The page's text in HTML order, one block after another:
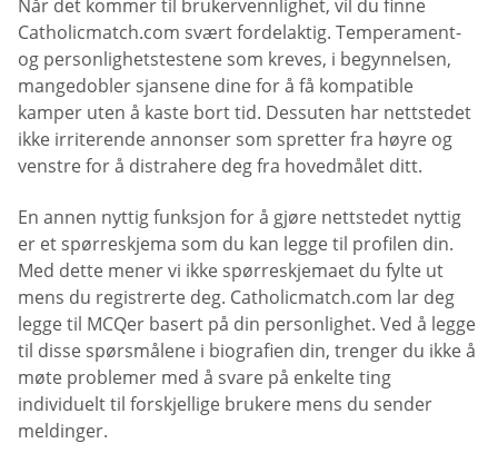
Når det kommer til brukervennlighet, vil du finne
Catholicmatch.com svært fordelaktig. Temperament-
og personlighetstestene som kreves, i begynnelsen,
mangedobler sjansene dine for å få kompatible
kamper uten å kaste bort tid. Dessuten har nettstedet
ikke irriterende annonser som spretter fra høyre og
venstre for å distrahere deg fra hovedmålet ditt.
En annen nyttig funksjon for å gjøre nettstedet nyttig
er et spørreskjema som du kan legge til profilen din.
Med dette mener vi ikke spørreskjemaet du fylte ut
mens du registrerte deg. Catholicmatch.com lar deg
legge til MCQer basert på din personlighet. Ved å legge
til disse spørsmålene i biografien din, trenger du ikke å
møte problemer med å svare på enkelte ting
individuelt til forskjellige brukere mens du sender
meldinger.